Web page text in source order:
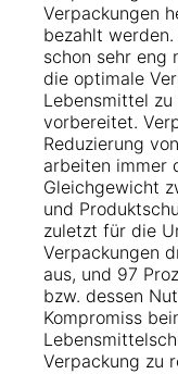
Verpackungen
bezahlt
schon sehr eng
die optimale
Lebensmittel
vorbereitet.
Reduzierung
arbeiten immer
Gleichgewicht
und
zuletzt für die
Verpackungen
aus, und 97
bzw. dessen
Kompromiss
Verpackung zu